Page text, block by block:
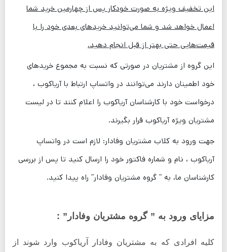
این تخفیف ویژه به صورت خودکار پس از چهارمین خرید شما
اعمال خواهد شد و شما می‌توانید خریدهای بعدی خود را با
قیمت‌هایی حتی بهتر از قبل انجام دهید.
این گروه از مشتریان در صورتی که نسبت به مجموع خریدهای
خود اطمینان دارند می‌توانند در واتساپ ارتباط با آریاکوب ،
درخواست خود با کارشناسان آریاکوب را اعلام کنند تا در لیست
مشتریان ویژه آریاکوب قرار بگیرند.
جهت ورود به کلاب مشتریان وفادار: لازم است در واتساپ
آریاکوب ، نام و شماره فاکتور خود را ارسال کنید تا پس از بررسی
کارشناسان ما، به ” گروه مشتریان وفادار” راه پیدا کنید.
مزایای ورود به ” گروه مشتریان وفادار” :
کلیه افرادی که به مشتریان وفادار آریاکوب وارد شوند از